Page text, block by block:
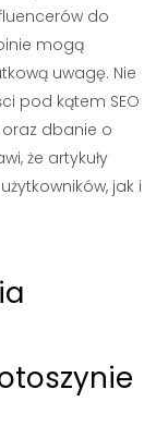
do
mogą
uwagę. Nie
pod kątem SEO
oraz dbanie o
że artykuły
jak i